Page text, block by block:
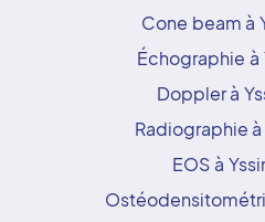
Cone beam à
Échographie à
Doppler à
Radiographie
EOS à